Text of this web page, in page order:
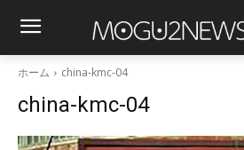
ホーム china-kmc-04
china-kmc-04